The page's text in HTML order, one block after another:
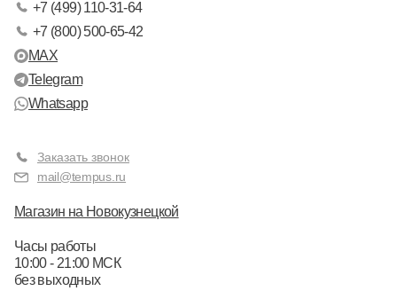
+7 (499) 110-31-64
+7 (800) 500-65-42
MAX
Telegram
Whatsapp
Заказать звонок
mail@tempus.ru
Магазин на Новокузнецкой
Часы работы
10:00 - 21:00 МСК
без выходных